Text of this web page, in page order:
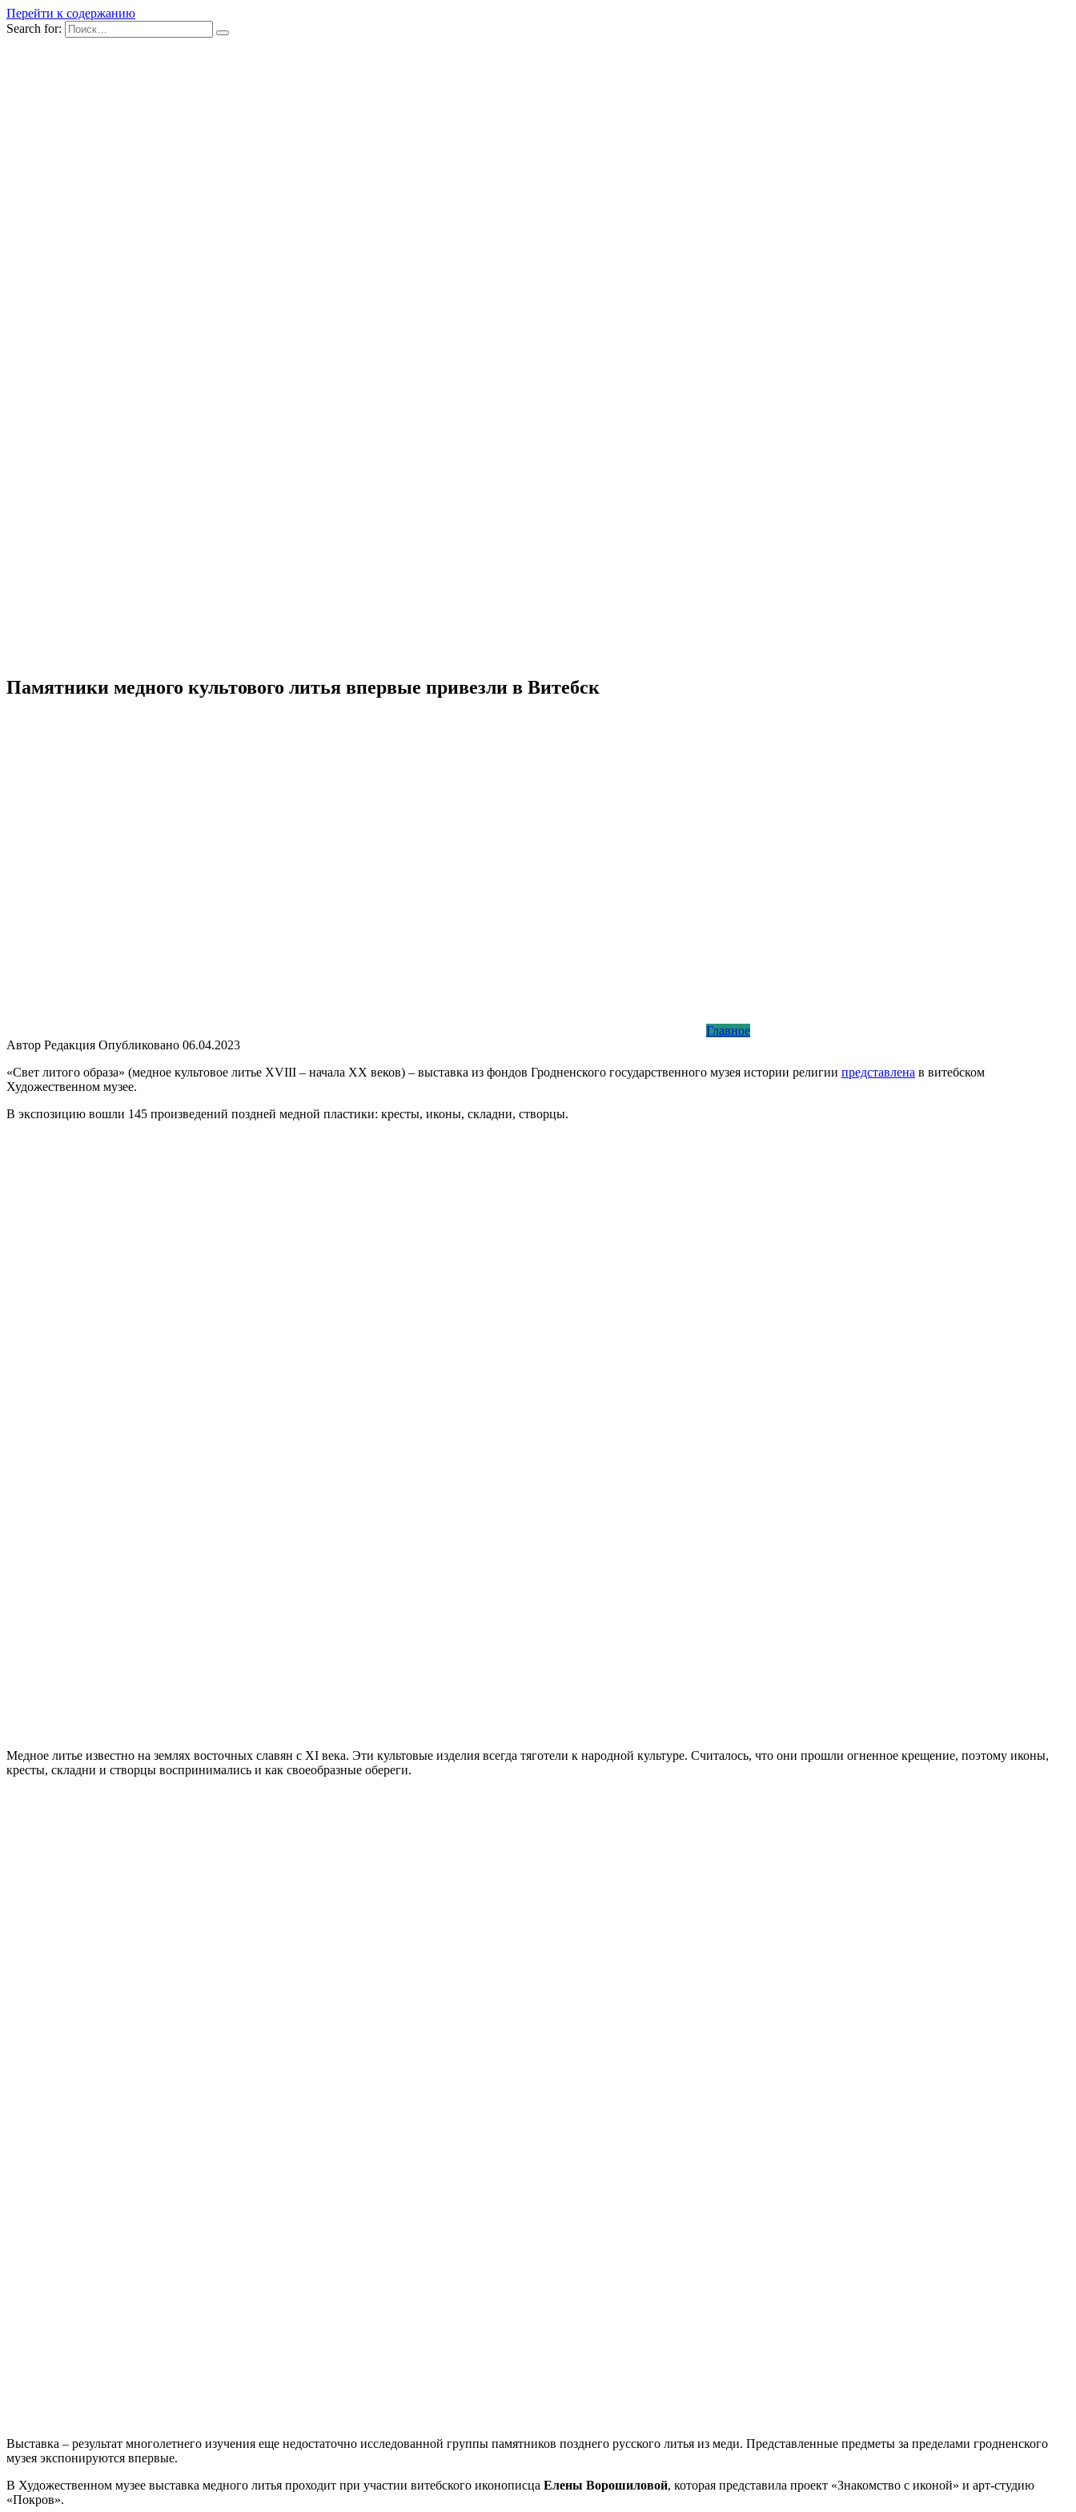
Перейти к содержанию
Search for:
Памятники медного культового литья впервые привезли в Витебск
Главное
Автор Редакция Опубликовано 06.04.2023
«Свет литого образа» (медное культовое литье XVIII – начала XX веков) – выставка из фондов Гродненского государственного музея истории религии представлена в витебском
Художественном музее.
В экспозицию вошли 145 произведений поздней медной пластики: кресты, иконы, складни, створцы.
Медное литье известно на землях восточных славян с ХІ века. Эти культовые изделия всегда тяготели к народной культуре. Считалось, что они прошли огненное крещение, поэтому иконы,
кресты, складни и створцы воспринимались и как своеобразные обереги.
Выставка – результат многолетнего изучения еще недостаточно исследованной группы памятников позднего русского литья из меди. Представленные предметы за пределами гродненского
музея экспонируются впервые.
В Художественном музее выставка медного литья проходит при участии витебского иконописца Елены Ворошиловой, которая представила проект «Знакомство с иконой» и арт-студию
«Покров».